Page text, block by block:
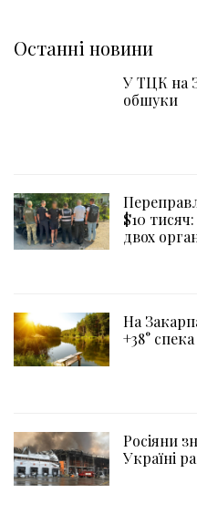
Останні новини
У ТЦК на
обшуки
$10
двох
На
+38°
Росіяни
Україні